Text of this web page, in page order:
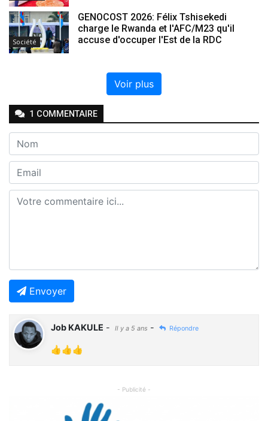
Société
GENOCOST 2026: Félix Tshisekedi
charge le Rwanda et l'AFC/M23 qu'il
accuse d'occuper l'Est de la RDC
Voir plus
1 COMMENTAIRE
Envoyer
Job KAKULE - Il y a 5 ans - Répondre
👍👍👍
- Publicité -